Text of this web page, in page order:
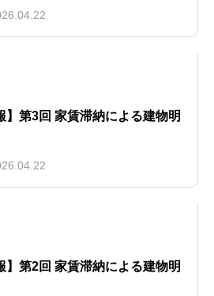
】第3回 家賃滞納による建物明
】第2回 家賃滞納による建物明